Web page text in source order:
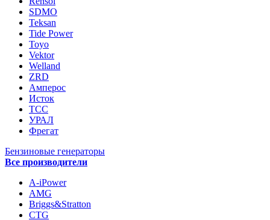
SDMO
Teksan
Tide Power
Toyo
Vektor
Welland
ZRD
Амперос
Исток
ТСС
УРАЛ
Фрегат
Бензиновые генераторы
Все производители
A-iPower
AMG
Briggs&Stratton
CTG